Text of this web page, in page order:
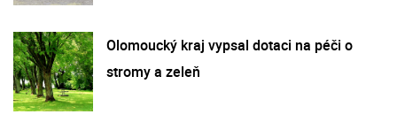
Olomoucký kraj vypsal dotaci na péči o
stromy a zeleň